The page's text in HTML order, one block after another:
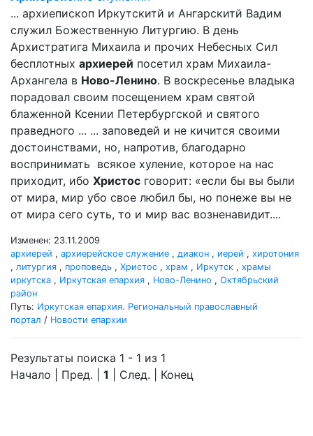
... архиепископ Иркутскитй и Ангарскитй Вадим
служил Божественную Литургию. В день
Архистратига Михаила и прочих Небесных Сил
бесплотных архиерей посетил храм Михаила-
Архангела в Ново-Ленино. В воскресенье владыка
порадовал своим посещением храм святой
блаженной Ксении Петербургской и святого
праведного ... ... заповедей и не кичится своими
достоинствами, но, напротив, благодарно
воспринимать всякое хуление, которое на нас
приходит, ибо Христос говорит: «если бы вы были
от мира, мир убо свое любил бы, но понеже вы не
от мира сего суть, то и мир вас возненавидит....
Изменен: 23.11.2009
архиерей , архиерейское служение , диакон , иерей , хиротония
, литургия , проповедь , Христос , храм , Иркутск , храмы
иркутска , Иркутская епархия , Ново-Ленино , Октябрьский
район
Путь: Иркутская епархия. Региональный православный
портал / Новости епархии
Результаты поиска 1 - 1 из 1
Начало | Пред. | 1 | След. | Конец